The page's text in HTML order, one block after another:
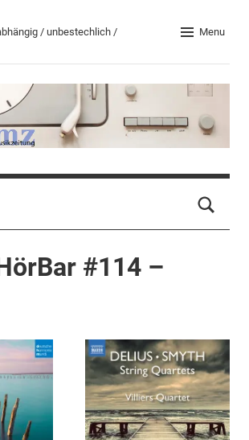
/ unbestechlich /
Menu
#114 –